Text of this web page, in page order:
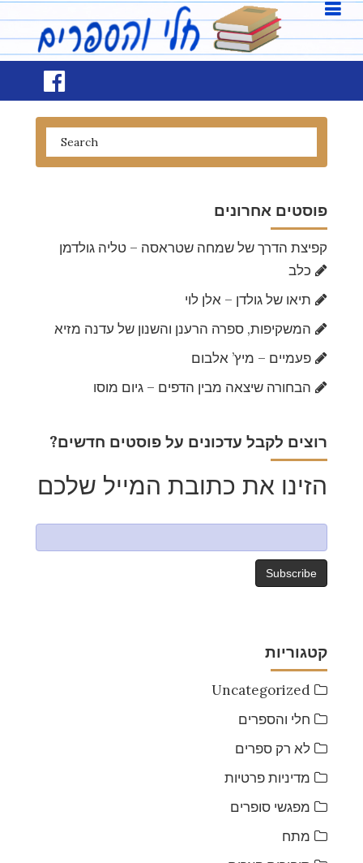
פוסטים אחרונים
קפיצת הדרך של שמחה שטראסה – טליה גולדמן
כלב
תיאו של גולדן – אלן לוי
המשקיפות, ספרה הרענן והשנון של עדנה מזיא
פעמיים – מיץ’ אלבום
הבחורה שיצאה מבין הדפים – גיום מוסו
?רוצים לקבל עדכונים על פוסטים חדשים
הזינו את כתובת המייל שלכם
קטגוריות
Uncategorized
חלי והספרים
לא רק ספרים
מדיניות פרטיות
מפגשי סופרים
מתח